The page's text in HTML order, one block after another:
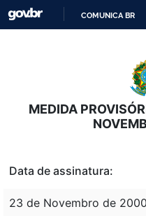
COMUNICA BR
MEDIDA
Data de assinatura:
23 de Novembro de 2000